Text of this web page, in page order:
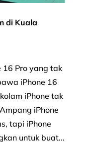
di Kuala
16 Pro yang tak
iPhone 16
iPhone tak
iPhone
tapi iPhone
untuk buat...